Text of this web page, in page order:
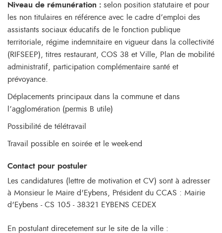
Niveau de rémunération : selon position statutaire et pour
les non titulaires en référence avec le cadre d’emploi des
assistants sociaux éducatifs de le fonction publique
territoriale, régime indemnitaire en vigueur dans la collectivité
(RIFSEEP), titres restaurant, COS 38 et Ville, Plan de mobilité
administratif, participation complémentaire santé et
prévoyance.
Déplacements principaux dans la commune et dans
l’agglomération (permis B utile)
Possibilité de télétravail
Travail possible en soirée et le week-end
Contact pour postuler
Les candidatures (lettre de motivation et CV) sont à adresser
à Monsieur le Maire d'Eybens, Président du CCAS : Mairie
d'Eybens - CS 105 - 38321 EYBENS CEDEX
En postulant direcetement sur le site de la ville :